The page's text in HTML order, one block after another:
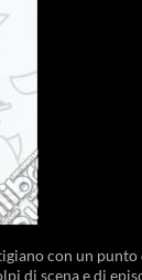
con un punto
di scena e di